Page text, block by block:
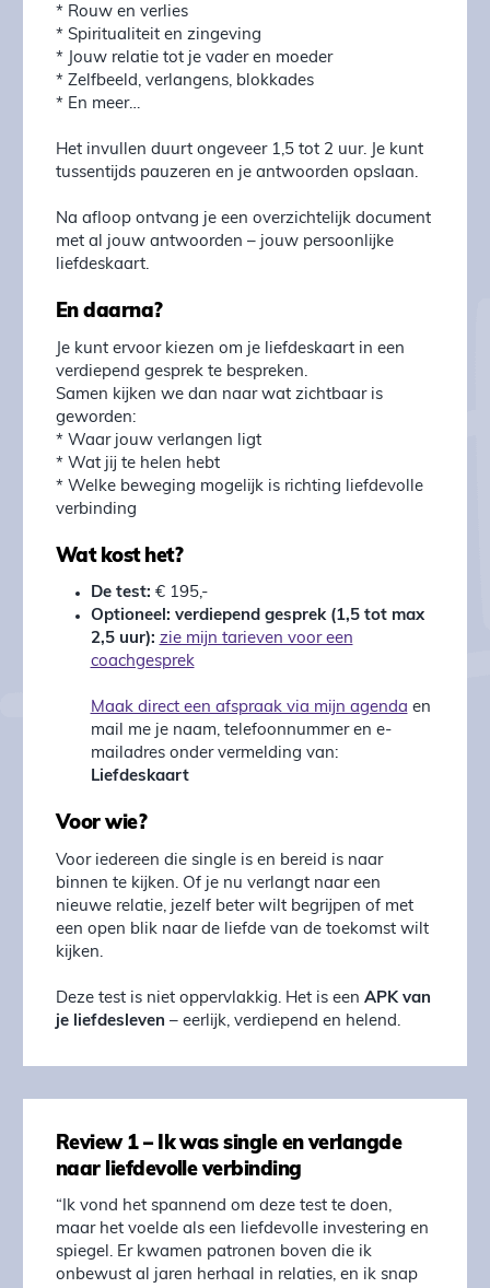
* Rouw en verlies
* Spiritualiteit en zingeving
* Jouw relatie tot je vader en moeder
* Zelfbeeld, verlangens, blokkades
* En meer…
Het invullen duurt ongeveer 1,5 tot 2 uur. Je kunt
tussentijds pauzeren en je antwoorden opslaan.
Na afloop ontvang je een overzichtelijk document
met al jouw antwoorden – jouw persoonlijke
liefdeskaart.
En daarna?
Je kunt ervoor kiezen om je liefdeskaart in een
verdiepend gesprek te bespreken.
Samen kijken we dan naar wat zichtbaar is
geworden:
* Waar jouw verlangen ligt
* Wat jij te helen hebt
* Welke beweging mogelijk is richting liefdevolle
verbinding
Wat kost het?
De test: € 195,-
Optioneel: verdiepend gesprek (1,5 tot max
2,5 uur): zie mijn tarieven voor een
coachgesprek
Maak direct een afspraak via mijn agenda en
mail me je naam, telefoonnummer en e-
mailadres onder vermelding van:
Liefdeskaart
Voor wie?
Voor iedereen die single is en bereid is naar
binnen te kijken. Of je nu verlangt naar een
nieuwe relatie, jezelf beter wilt begrijpen of met
een open blik naar de liefde van de toekomst wilt
kijken.
Deze test is niet oppervlakkig. Het is een APK van
je liefdesleven – eerlijk, verdiepend en helend.
Review 1 – Ik was single en verlangde
naar liefdevolle verbinding
“Ik vond het spannend om deze test te doen,
maar het voelde als een liefdevolle investering en
spiegel. Er kwamen patronen boven die ik
onbewust al jaren herhaal in relaties, en ik snap